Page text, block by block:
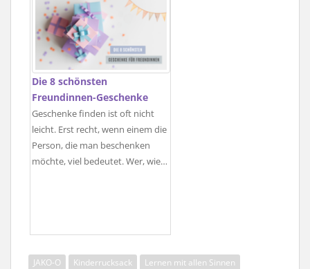
Die 8 schönsten
Freundinnen-Geschenke
Geschenke finden ist oft nicht
leicht. Erst recht, wenn einem die
Person, die man beschenken
möchte, viel bedeutet. Wer, wie…
JAKO-O Kinderrucksack
Lernen mit allen Sinnen